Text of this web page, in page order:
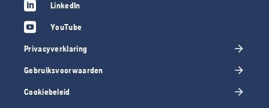
LinkedIn
YouTube
Privacyverklaring
Gebruiksvoorwaarden
Cookiebeleid